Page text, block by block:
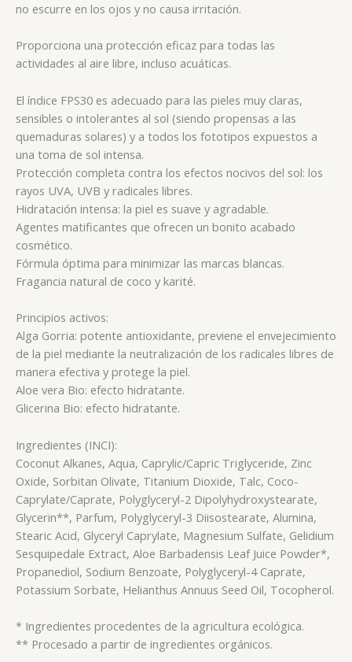
no escurre en los ojos y no causa irritación.
Proporciona una protección eficaz para todas las
actividades al aire libre, incluso acuáticas.
El índice FPS30 es adecuado para las pieles muy claras,
sensibles o intolerantes al sol (siendo propensas a las
quemaduras solares) y a todos los fototipos expuestos a
una toma de sol intensa.
Protección completa contra los efectos nocivos del sol: los
rayos UVA, UVB y radicales libres.
Hidratación intensa: la piel es suave y agradable.
Agentes matificantes que ofrecen un bonito acabado
cosmético.
Fórmula óptima para minimizar las marcas blancas.
Fragancia natural de coco y karité.
Principios activos:
Alga Gorria: potente antioxidante, previene el envejecimiento
de la piel mediante la neutralización de los radicales libres de
manera efectiva y protege la piel.
Aloe vera Bio: efecto hidratante.
Glicerina Bio: efecto hidratante.
Ingredientes (INCI):
Coconut Alkanes, Aqua, Caprylic/Capric Triglyceride, Zinc
Oxide, Sorbitan Olivate, Titanium Dioxide, Talc, Coco-
Caprylate/Caprate, Polyglyceryl-2 Dipolyhydroxystearate,
Glycerin**, Parfum, Polyglyceryl-3 Diisostearate, Alumina,
Stearic Acid, Glyceryl Caprylate, Magnesium Sulfate, Gelidium
Sesquipedale Extract, Aloe Barbadensis Leaf Juice Powder*,
Propanediol, Sodium Benzoate, Polyglyceryl-4 Caprate,
Potassium Sorbate, Helianthus Annuus Seed Oil, Tocopherol.
* Ingredientes procedentes de la agricultura ecológica.
** Procesado a partir de ingredientes orgánicos.